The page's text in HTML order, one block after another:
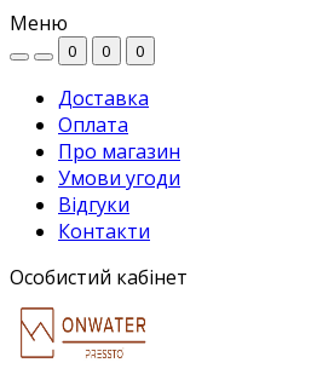
Меню
0 0 0
Доставка
Оплата
Про магазин
Умови угоди
Відгуки
Контакти
Особистий кабінет